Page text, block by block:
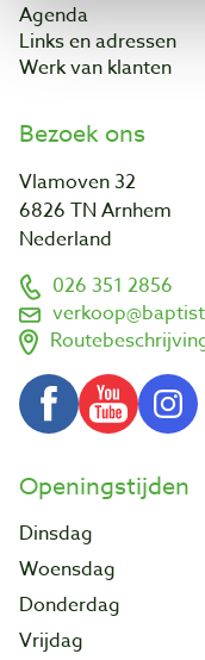
Agenda
Links en adressen
Werk van klanten
Bezoek ons
Vlamoven 32
6826 TN Arnhem
Nederland
026 351 2856
Openingstijden
Dinsdag
Woensdag
Donderdag
Vrijdag